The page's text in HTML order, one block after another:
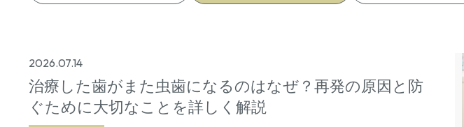
2026.07.14
治療した歯がまた虫歯になるのはなぜ？再発の原因と防
ぐために大切なことを詳しく解説